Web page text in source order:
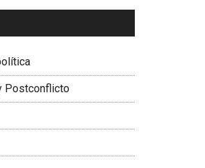
Federación
Postconflicto